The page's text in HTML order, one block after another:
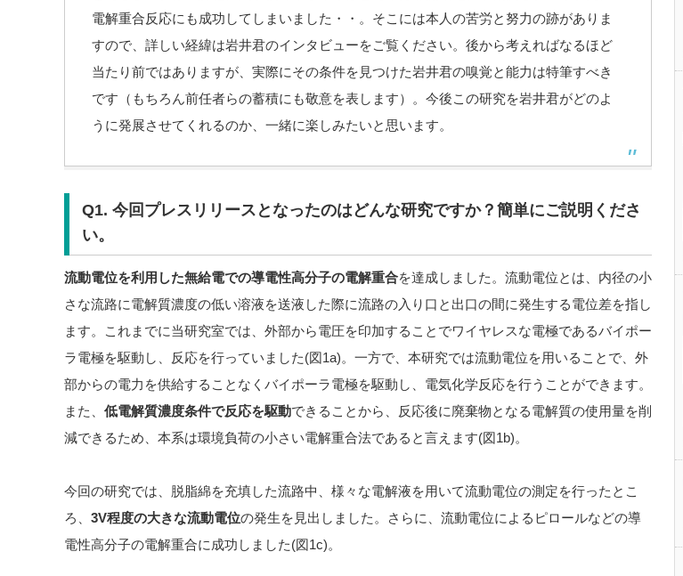
電解重合反応にも成功してしまいました・・。そこには本人の苦労と努力の跡がありま
すので、詳しい経緯は岩井君のインタビューをご覧ください。後から考えればなるほど
当たり前ではありますが、実際にその条件を見つけた岩井君の嗅覚と能力は特筆すべき
です（もちろん前任者らの蓄積にも敬意を表します）。今後この研究を岩井君がどのよ
うに発展させてくれるのか、一緒に楽しみたいと思います。
Q1. 今回プレスリリースとなったのはどんな研究ですか？簡単にご説明くださ
い。
流動電位を利用した無給電での導電性高分子の電解重合を達成しました。流動電位とは、内径の小
さな流路に電解質濃度の低い溶液を送液した際に流路の入り口と出口の間に発生する電位差を指し
ます。これまでに当研究室では、外部から電圧を印加することでワイヤレスな電極であるバイポー
ラ電極を駆動し、反応を行っていました(図1a)。一方で、本研究では流動電位を用いることで、外
部からの電力を供給することなくバイポーラ電極を駆動し、電気化学反応を行うことができます。
また、 低電解質濃度条件で反応を駆動できることから、反応後に廃棄物となる電解質の使用量を削
減できるため、本系は環境負荷の小さい電解重合法であると言えます(図1b)。
今回の研究では、脱脂綿を充填した流路中、様々な電解液を用いて流動電位の測定を行ったとこ
ろ、 3V程度の大きな流動電位の発生を見出しました。さらに、流動電位によるピロールなどの導
電性高分子の電解重合に成功しました(図1c)。